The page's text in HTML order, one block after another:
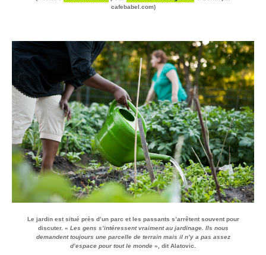
cafebabel.com)
Le jardin est situé près d’un parc et les passants s’arrêtent souvent pour
discuter. « Les gens s’intéressent vraiment au jardinage. Ils nous
demandent toujours une parcelle de terrain mais il n’y a pas assez
d’espace pour tout le monde », dit Alatovic